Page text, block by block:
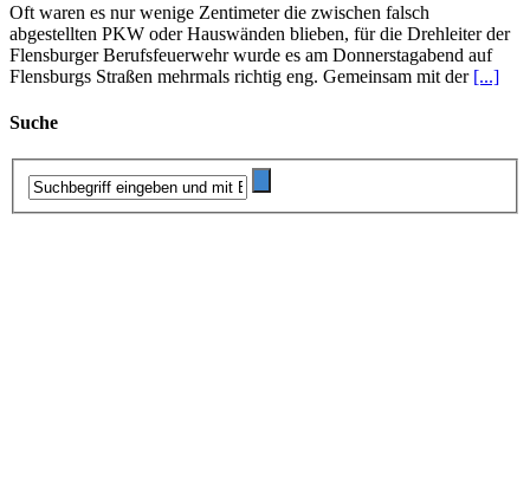
Oft waren es nur wenige Zentimeter die zwischen falsch
abgestellten PKW oder Hauswänden blieben, für die Drehleiter der
Flensburger Berufsfeuerwehr wurde es am Donnerstagabend auf
Flensburgs Straßen mehrmals richtig eng. Gemeinsam mit der [...]
Suche